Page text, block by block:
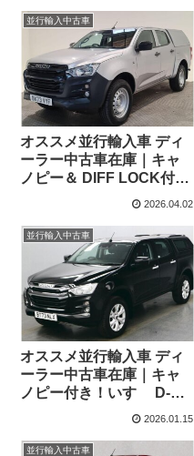
並行輸入中古車
オススメ並行輸入車 ディ
ーラー中古車在庫｜キャ
ノピー＆ DIFF LOCK付
き！いすゞ D-MAX 1.9 ダ
6MT 右ハンドル
2026.04.02
並行輸入中古車
オススメ並行輸入車 ディ
ーラー中古車在庫｜キャ
ノピー付き！いすゞ D-
MAX 1.9 ダブルキャブ
ル
2026.01.15
並行輸入中古車